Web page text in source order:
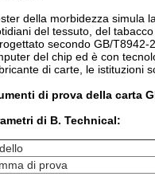
della morbidezza simula
del tessuto, del tabacco
secondo GB/
del chip ed è con
di carte, le istituzioni
di prova della carta
di B. Technical:
di prova